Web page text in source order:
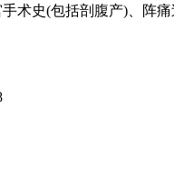
术史(包括剖腹产)、阵